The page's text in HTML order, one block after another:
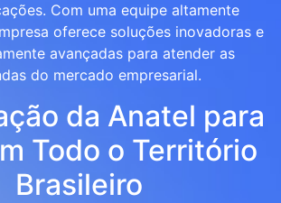
Com uma equipe altamente
oferece soluções inovadoras e
avançadas para atender as
do mercado empresarial.
da Anatel para
Todo o Território
Brasileiro